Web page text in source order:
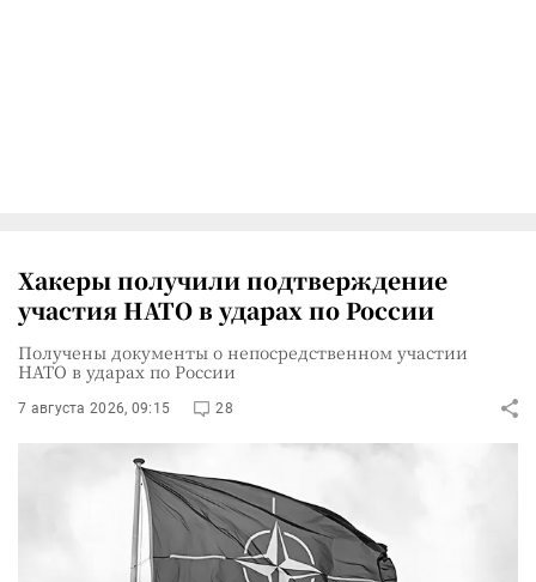
Хакеры получили подтверждение
участия НАТО в ударах по России
Получены документы о непосредственном участии
НАТО в ударах по России
7 августа 2026, 09:15 28